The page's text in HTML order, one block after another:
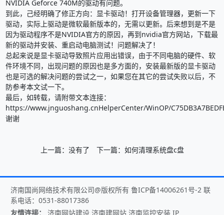
NVIDIA Geforce 740M的驱动有问题。
到此，己经明确了修正方向：显卡驱动！打开设备管理器，更新一下
驱动，实际上驱动是微软最新版本的，无需以更新。后来想到是不是
因为驱动程序不是NVIDIA官方的原因，再到nvidia官方网站，下载最
新的驱动并安装、重启动电脑测试！问题解决了！
总起来说是显卡驱动导致照片应用出错误，由于不同电脑的硬件、软
件环境不同，出现问题的原因也是多方面的，安装最新版的显卡驱动
也是可选的解决问题的尝试之一，如果您在其它的尝试失败以后，不
防参考本文试一下。
最后，如转载，请附带文本连接：
https://www.jnguoshang.cnHelperCenter/WinOP/
谢谢
上一篇： 没有了 下一篇： 如何清理系统盘c盘
济南国尚网络技术有限公司@版权所有 鲁ICP备14006261号-2 联
系电话： 0531-88017386
友情连接：
济南网站建设 济南建网站 济南监控安装 IP